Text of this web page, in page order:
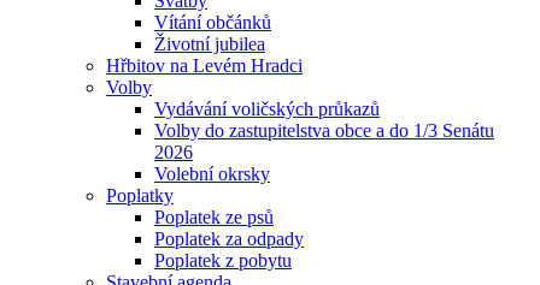
Vítání občánků
Životní jubilea
Hřbitov na Levém Hradci
Volby
Vydávání voličských průkazů
Volby do zastupitelstva obce a do 1/3 Senátu
2026
Volební okrsky
Poplatky
Poplatek ze psů
Poplatek za odpady
Poplatek z pobytu